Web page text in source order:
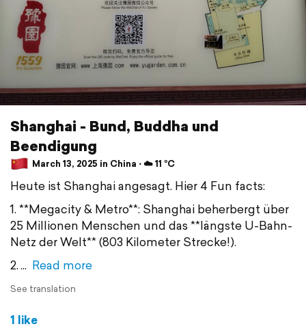
Shanghai - Bund, Buddha und
Beendigung
March 13, 2025 in China ⋅ ☁️ 11 °C
Heute ist Shanghai angesagt. Hier 4 Fun facts:
1. **Megacity & Metro**: Shanghai beherbergt über
25 Millionen Menschen und das **längste U-Bahn-
Netz der Welt** (803 Kilometer Strecke!).
2.
Read more
See translation
1 like